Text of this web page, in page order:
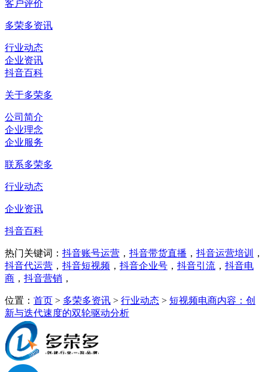
客户评价
多荣多资讯
行业动态
企业资讯
抖音百科
关于多荣多
公司简介
企业理念
企业服务
联系多荣多
行业动态
企业资讯
抖音百科
热门关键词： 抖音账号运营 ， 抖音带货直播 ， 抖音运营培训
，
抖音代运营 ， 抖音短视频 ， 抖音企业号 ， 抖音引流 ， 抖音电
商 ， 抖音营销 ，
位置： 首页 > 多荣多资讯 > 行业动态 > 短视频电商内容：创
新与迭代速度的双轮驱动分析